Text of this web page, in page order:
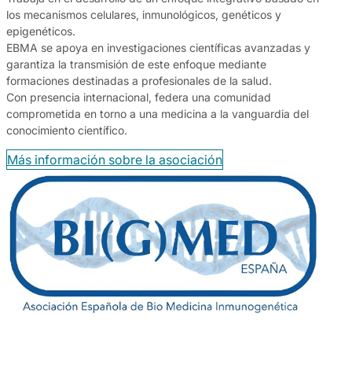
los mecanismos celulares, inmunológicos, genéticos y
epigenéticos.
EBMA se apoya en investigaciones científicas avanzadas y
garantiza la transmisión de este enfoque mediante
formaciones destinadas a profesionales de la salud.
Con presencia internacional, federa una comunidad
comprometida en torno a una medicina a la vanguardia del
conocimiento científico.
Más información sobre la asociación